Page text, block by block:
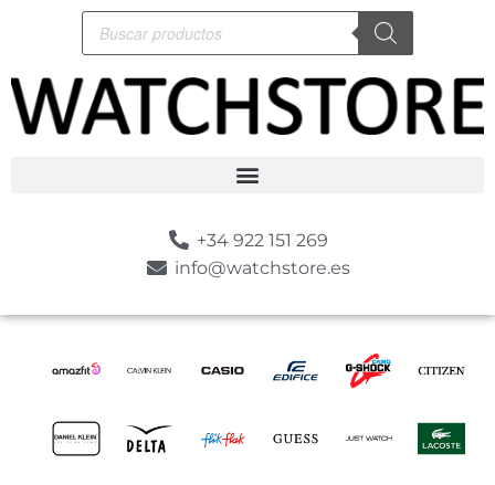
+34 922 151 269
info@watchstore.es